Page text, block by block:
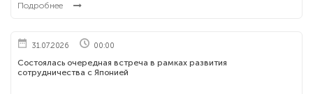
Подробнее
31.07.2026 00:00
Состоялась очередная встреча в рамках развития
сотрудничества с Японией